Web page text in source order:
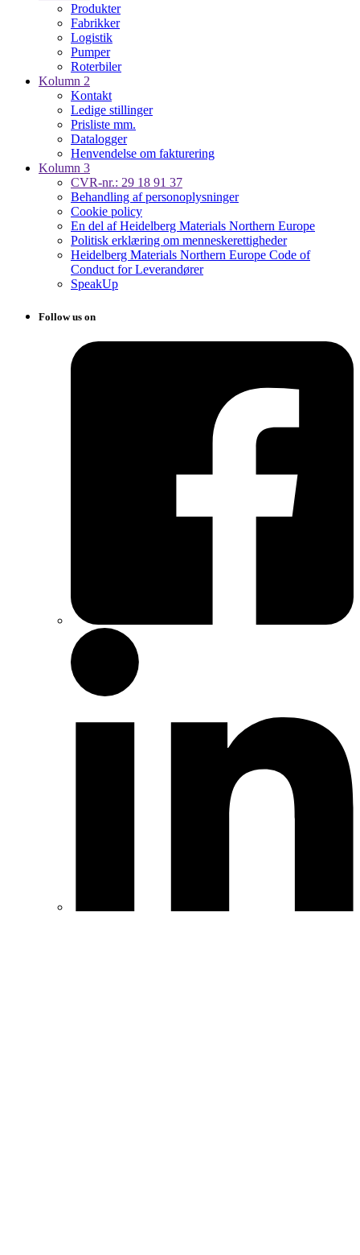
Produkter
Fabrikker
Logistik
Pumper
Roterbiler
Kolumn 2
Kontakt
Ledige stillinger
Prisliste mm.
Datalogger
Henvendelse om fakturering
Kolumn 3
CVR-nr.: 29 18 91 37
Behandling af personoplysninger
Cookie policy
En del af Heidelberg Materials Northern Europe
Politisk erklæring om menneskerettigheder
Heidelberg Materials Northern Europe Code of
Conduct for Leverandører
SpeakUp
Follow us on